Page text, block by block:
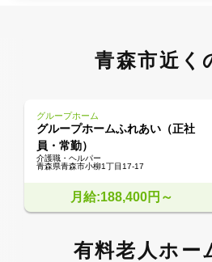
青森市近く
グループホーム
グループホームふれあい（正社
員・常勤）
介護職・ヘルパー
青森県青森市小柳1丁目17-17
月給:188,400円～
有料老人ホー